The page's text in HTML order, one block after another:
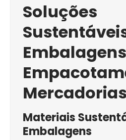
Soluções
Materiais
Embalagens